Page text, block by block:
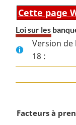
Cette page
Loi sur les
Version de
18 :
N
Facteurs à